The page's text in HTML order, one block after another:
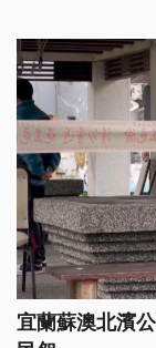
宜蘭蘇澳北濱